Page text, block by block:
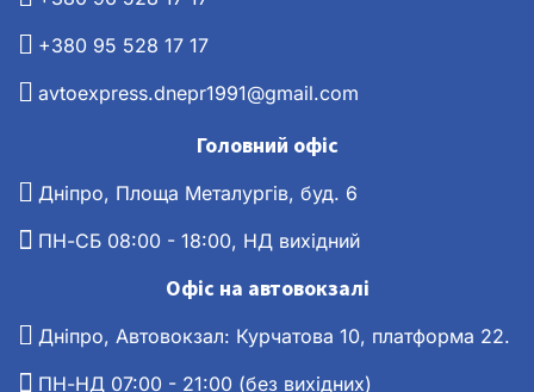
+380 95 528 17 17
avtoexpress.dnepr1991@gmail.com
Головний офіс
Дніпро, Площа Металургів, буд. 6
ПН-СБ 08:00 - 18:00, НД вихідний
Офіс на автовокзалі
Дніпро, Автовокзал: Курчатова 10, платформа 22.
ПН-НД 07:00 - 21:00 (без вихідних)